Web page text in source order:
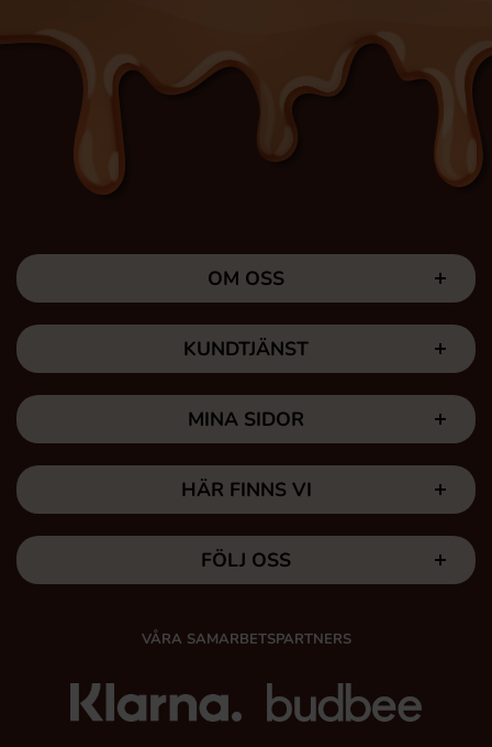
OM OSS
KUNDTJÄNST
MINA SIDOR
HÄR FINNS VI
FÖLJ OSS
VÅRA SAMARBETSPARTNERS